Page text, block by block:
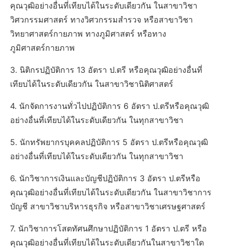
คุณวุฒิอย่างอื่นที่เทียบได้ในระดับเดียวกัน ในสาขาวิชา
วิศวกรรมศาสตร์ ทางวิศวกรรมสำรวจ หรือสาขาวิชา
วิทยาศาสตร์กายภาพ ทางภูมิศาสตร์ หรือทาง
ภูมิศาสตร์กายภาพ
3. นิติกรปฏิบัติการ 13 อัตรา ป.ตรี หรือคุณวุฒิอย่างอื่นที่
เทียบได้ในระดับเดียวกัน ในสาขาวิชานิติศาสตร์
4. นักจัดการงานทั่วไปปฏิบัติการ 6 อัตรา ป.ตรีหรือคุณวุฒิ
อย่างอื่นที่เทียบได้ในระดับเดียวกัน ในทุกสาขาวิชา
5. นักทรัพยากรบุคคลปฏิบัติการ 5 อัตรา ป.ตรีหรือคุณวุฒิ
อย่างอื่นที่เทียบได้ในระดับเดียวกัน ในทุกสาขาวิชา
6. นักวิชาการเงินและบัญชีปฏิบัติการ 3 อัตรา ป.ตรีหรือ
คุณวุฒิอย่างอื่นที่เทียบได้ในระดับเดียวกัน ในสาขาวิชาการ
บัญชี สาขาวิชาบริหารธุรกิจ หรือสาขาวิชาเศรษฐศาสตร์
7. นักวิชาการโสตทัศนศึกษาปฏิบัติการ 1 อัตรา ป.ตรี หรือ
คุณวุฒิอย่างอื่นที่เทียบได้ในระดับเดียวกันในสาขาวิชาใด